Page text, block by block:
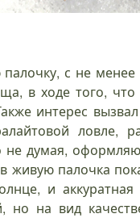
с не
в ходе того,
интерес вызвал
ловле,
думая, оформляю
живую палочка
и
на вид